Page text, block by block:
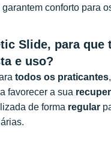
garantem conforto para
Slide, para que
e uso?
todos os praticantes
favorecer a sua
de forma regular